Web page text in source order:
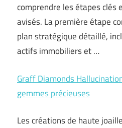
comprendre les étapes clés
avisés. La première étape
plan stratégique détaillé,
actifs immobiliers et …
Graff Diamonds
gemmes précieuses
Les créations de haute